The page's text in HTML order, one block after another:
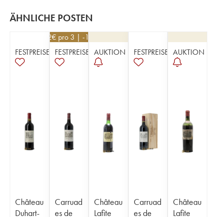
ÄHNLICHE POSTEN
FESTPREISE
Château
Duhart-
252€ pro 3 | -10%
FESTPREISE
Carruad
es de
AUKTION
Château
Lafite
FESTPREISE
Carruad
es de
AUKTION
Château
Lafite